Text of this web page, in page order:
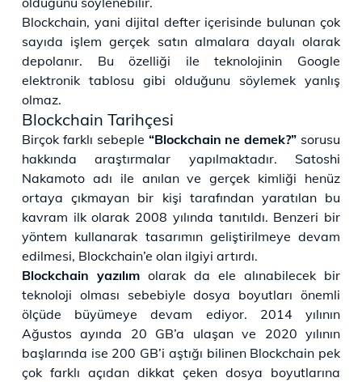
Blockchain, yani dijital defter içerisinde bulunan çok
sayıda işlem gerçek satın almalara dayalı olarak
depolanır. Bu özelliği ile teknolojinin Google
elektronik tablosu gibi olduğunu söylemek yanlış
olmaz.
Blockchain Tarihçesi
Birçok farklı sebeple “Blockchain ne demek?” sorusu
hakkında araştırmalar yapılmaktadır. Satoshi
Nakamoto adı ile anılan ve gerçek kimliği henüz
ortaya çıkmayan bir kişi tarafından yaratılan bu
kavram ilk olarak 2008 yılında tanıtıldı. Benzeri bir
yöntem kullanarak tasarımın geliştirilmeye devam
edilmesi, Blockchain’e olan ilgiyi artırdı.
Blockchain yazılım olarak da ele alınabilecek bir
teknoloji olması sebebiyle dosya boyutları önemli
ölçüde büyümeye devam ediyor. 2014 yılının
Ağustos ayında 20 GB’a ulaşan ve 2020 yılının
başlarında ise 200 GB’i aştığı bilinen Blockchain pek
çok farklı açıdan dikkat çeken dosya boyutlarına